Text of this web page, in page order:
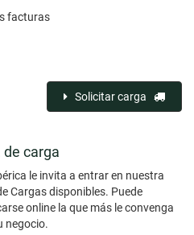
facturas
Solicitar carga
de carga
le invita a entrar en nuestra
Cargas disponibles. Puede
online la que más le convenga
negocio.